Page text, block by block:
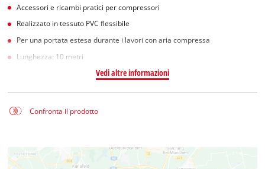
Accessori e ricambi pratici per compressori
Realizzato in tessuto PVC flessibile
Per una portata estesa durante i lavori con aria compressa
Lunghezza: 10 metri
Vedi altre informazioni
Confronta il prodotto